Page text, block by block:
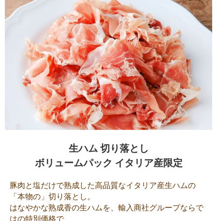
生ハム 切り落とし
ボリュームパック イタリア産限定
豚肉と塩だけで熟成した高品質なイタリア産生ハムの
「本物の」切り落とし。
はなやかな熟成香の生ハムを、輸入商社グループならで
はの特別価格で